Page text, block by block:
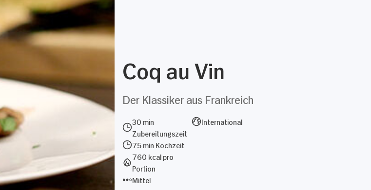
Coq au Vin
Der Klassiker aus Frankreich
30 min
Zubereitungszeit
75 min Kochzeit
760 kcal pro
Portion
Mittel
International